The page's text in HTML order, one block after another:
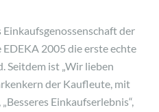
der
2005 die erste echte
Seitdem ist „Wir lieben
der Kaufleute, mit
Einkaufserlebnis“,